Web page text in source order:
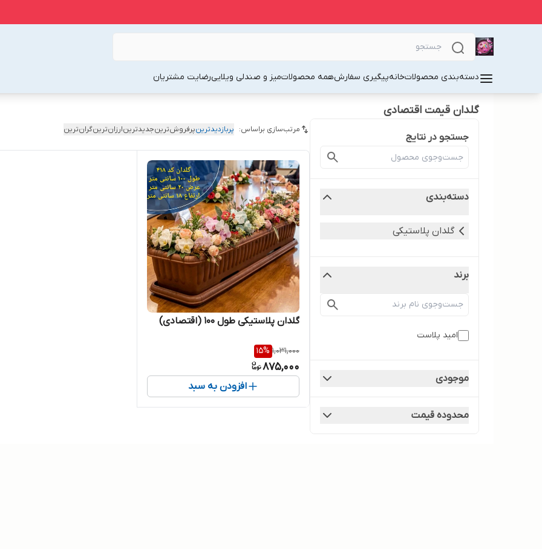
دسته‌بندی محصولاتخانهپیگیری سفارشهمه محصولاتمیز و صندلی ویلاییرضایت مشتریان
گلدان قیمت اقتصادی
جستجو در نتایج
دسته‌بندی
گلدان پلاستیکی
برند
امید پلاست
موجودی
محدوده قیمت
مرتب‌سازی براساس: پربازدیدترینپرفروش‌ترینجدیدترینارزان‌ترینگران‌ترین
گلدان پلاستیکی طول ۱۰۰ (اقتصادی)
1,031,000
15%
875,000
افزودن به سبد